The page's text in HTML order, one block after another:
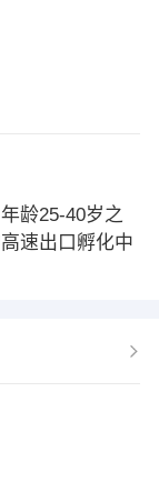
龄25-40岁之
速出口孵化中